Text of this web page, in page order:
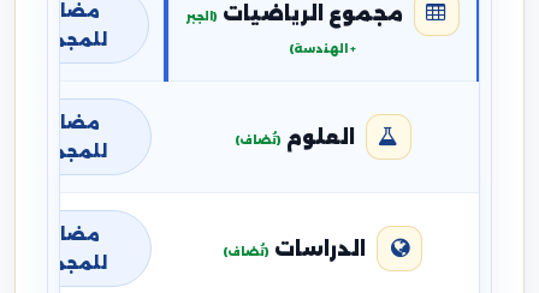
مجموع الرياضيات (الجبر
+ الهندسة)
مضافة
للمجموع
العلوم (تُضاف)
مضافة
للمجموع
الدراسات (تُضاف)
مضافة
للمجموع